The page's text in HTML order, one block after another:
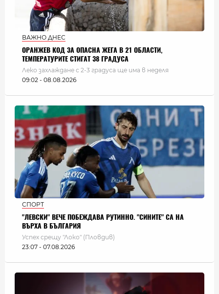
ВАЖНО ДНЕС
ОРАНЖЕВ КОД ЗА ОПАСНА ЖЕГА В 21 ОБЛАСТИ,
ТЕМПЕРАТУРИТЕ СТИГАТ 38 ГРАДУСА
Леко захлаждане с 2-3 градуса ще има в неделя
09:02 - 08.08.2026
СПОРТ
"ЛЕВСКИ" ВЕЧЕ ПОБЕЖДАВА РУТИННО. "СИНИТЕ" СА НА
ВЪРХА В БЪЛГАРИЯ
Успех срещу "Локо" (Пловдив)
23:07 - 07.08.2026